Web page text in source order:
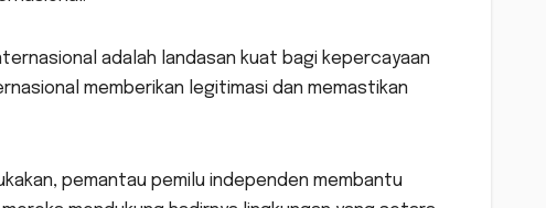
adalah landasan kuat bagi kepercayaan
memberikan legitimasi dan memastikan
pemantau pemilu independen membantu